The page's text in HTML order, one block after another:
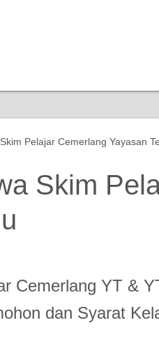
Pelajar Cemerlang Yayasan
Skim
Cemerlang YT &
dan Syarat